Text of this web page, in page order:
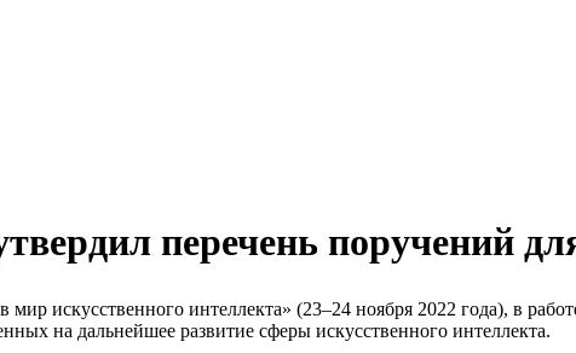
перечень поручений
искусственного интеллекта» (23–24 ноября 2022 года), в
на дальнейшее развитие сферы искусственного интеллекта.